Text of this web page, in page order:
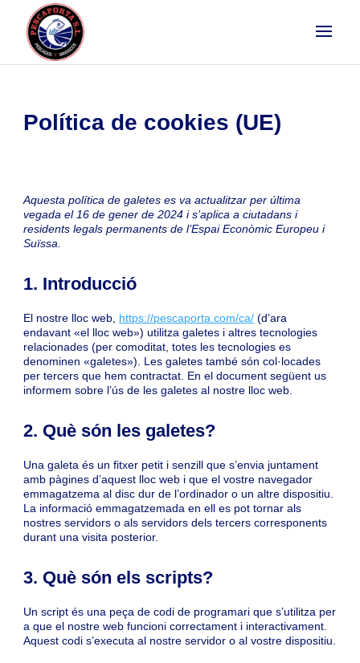
Política de cookies (UE)
Aquesta política de galetes es va actualitzar per última
vegada el 16 de gener de 2024 i s’aplica a ciutadans i
residents legals permanents de l’Espai Econòmic Europeu i
Suïssa.
1. Introducció
El nostre lloc web, https://pescaporta.com/ca/ (d’ara
endavant «el lloc web») utilitza galetes i altres tecnologies
relacionades (per comoditat, totes les tecnologies es
denominen «galetes»). Les galetes també són col·locades
per tercers que hem contractat. En el document següent us
informem sobre l’ús de les galetes al nostre lloc web.
2. Què són les galetes?
Una galeta és un fitxer petit i senzill que s’envia juntament
amb pàgines d’aquest lloc web i que el vostre navegador
emmagatzema al disc dur de l’ordinador o un altre dispositiu.
La informació emmagatzemada en ell es pot tornar als
nostres servidors o als servidors dels tercers corresponents
durant una visita posterior.
3. Què són els scripts?
Un script és una peça de codi de programari que s’utilitza per
a que el nostre web funcioni correctament i interactivament.
Aquest codi s’executa al nostre servidor o al vostre dispositiu.